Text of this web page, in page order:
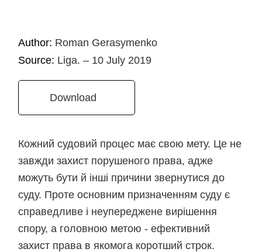
Author: Roman Gerasymenko
Source: Liga. – 10 July 2019
Download
Кожний судовий процес має свою мету. Це не
завжди захист порушеного права, адже
можуть бути й інші причини звернутися до
суду. Проте основним призначенням суду є
справедливе і неупереджене вирішення
спору, а головною метою - ефективний
захист права в якомога коротший строк.